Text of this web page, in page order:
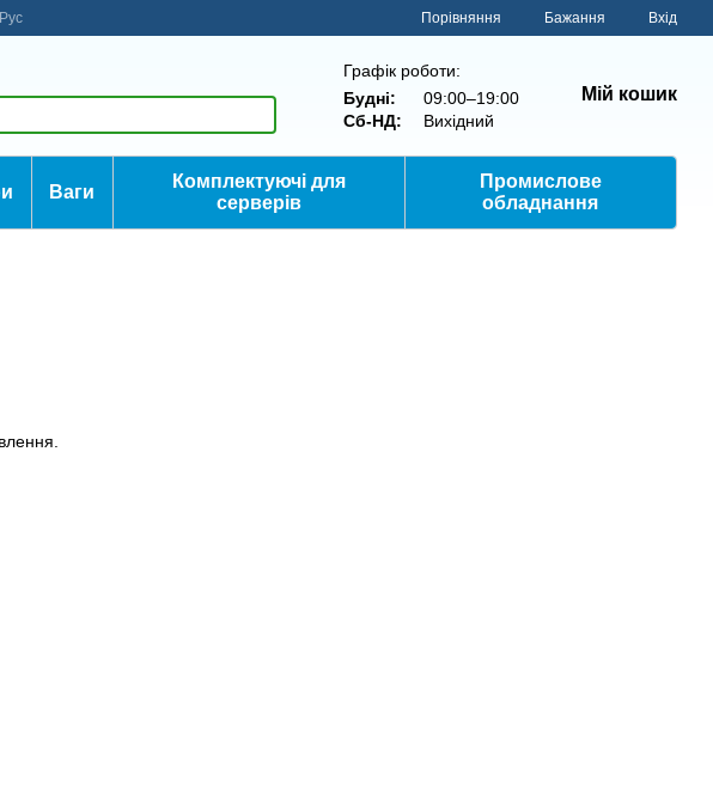
Рус Порівняння Бажання Вхід
Графік роботи:
Будні:
09:00–19:00
Сб-НД:
Вихідний
Мій кошик
Ваги
Комплектуючі для
серверів
Промислове
обладнання